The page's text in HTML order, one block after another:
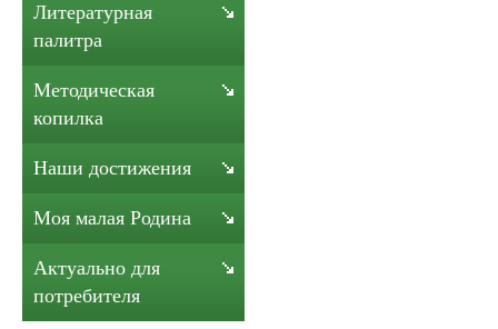
Литературная
палитра
Методическая
копилка
Наши достижения
Моя малая Родина
Актуально для
потребителя